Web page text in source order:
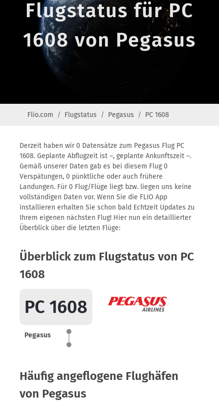
Flugstatus für PC
1608 von Pegasus
Flio.com Flugstatus Pegasus PC 1608
Derzeit haben wir 0 Datensätze zum Pegasus Flug PC
1608. Geplante Abflugzeit ist –, geplante Ankunftszeit –.
Gemäß unserer Daten gab es bei diesem Flug 0
Verspätungen, 0 pünktliche oder auch frühere
Landungen. Für 0 Flug/Flüge liegt bzw. liegen uns keine
vollständigen Daten vor. Wenn Sie die FLIO App
installieren erhalten Sie schon bald Echtzeit Updates zu
Ihrem eigenen nächsten Flug! Hier nun ein detaillierter
Überblick über die letzten Flüge:
Überblick zum Flugstatus von PC
1608
PC 1608
Pegasus
Häufig angeflogene Flughäfen
von Pegasus